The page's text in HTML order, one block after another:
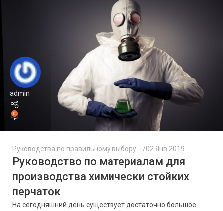
admin
0
Руководства по правильному выбору 02 Янв 2019
Руководство по материалам для
производства химически стойких
перчаток
На сегодняшний день существует достаточно большое